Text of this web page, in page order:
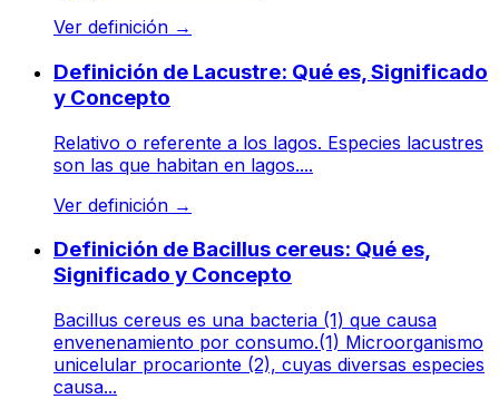
Ver definición →
Definición de Lacustre: Qué es, Significado
y Concepto
Relativo o referente a los lagos. Especies lacustres
son las que habitan en lagos....
Ver definición →
Definición de Bacillus cereus: Qué es,
Significado y Concepto
Bacillus cereus es una bacteria (1) que causa
envenenamiento por consumo.(1) Microorganismo
unicelular procarionte (2), cuyas diversas especies
causa...